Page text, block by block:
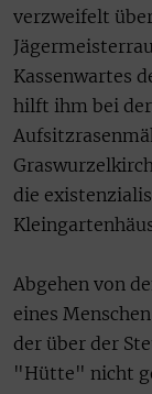
verzweifelt
Kassenwartes
hilft ihm bei
die
Abgehen von
eines
der über der
"Hütte" nicht